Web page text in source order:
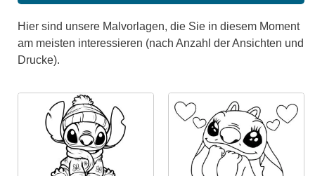
Hier sind unsere Malvorlagen, die Sie in diesem Moment
am meisten interessieren (nach Anzahl der Ansichten und
Drucke).